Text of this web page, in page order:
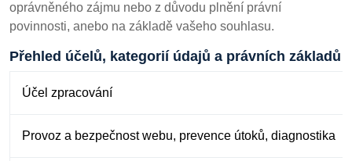
oprávněného zájmu nebo z důvodu plnění právní
povinnosti, anebo na základě vašeho souhlasu.
Přehled účelů, kategorií údajů a právních základů
Účel zpracování
Provoz a bezpečnost webu, prevence útoků, diagnostika